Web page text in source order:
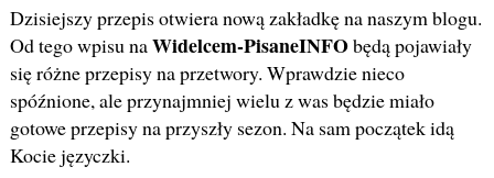
Dzisiejszy przepis otwiera nową zakładkę na naszym blogu.
Od tego wpisu naWidelcem-PisaneINFObędą pojawiały
się różne przepisy na przetwory. Wprawdzie nieco
spóźnione, ale przynajmniej wielu z was będzie miało
gotowe przepisy na przyszły sezon. Na sam początek idą
Kocie języczki.